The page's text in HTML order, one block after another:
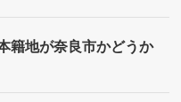
籍地が奈良市かどうか